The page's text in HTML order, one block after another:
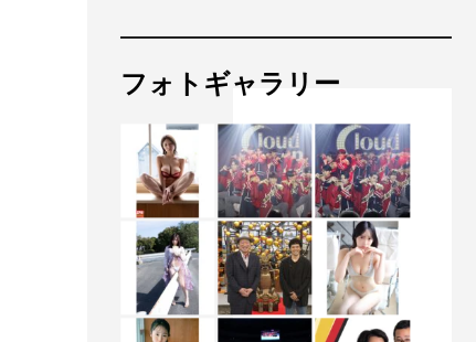
フォトギャラリー